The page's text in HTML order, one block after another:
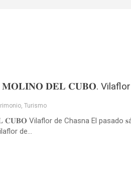
𝐌𝐎𝐋𝐈𝐍𝐎 𝐃𝐄𝐋 𝐂𝐔𝐁𝐎. Vilaflor
, Turismo
Vilaflor de Chasna El pasado
de...